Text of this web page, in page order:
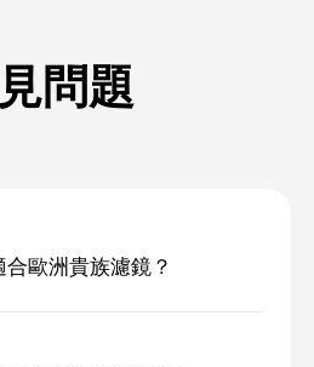
問題
歐洲貴族濾鏡？